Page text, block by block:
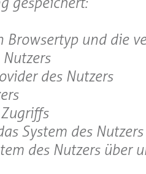
und die
des Nutzers
System des
des Nutzers über